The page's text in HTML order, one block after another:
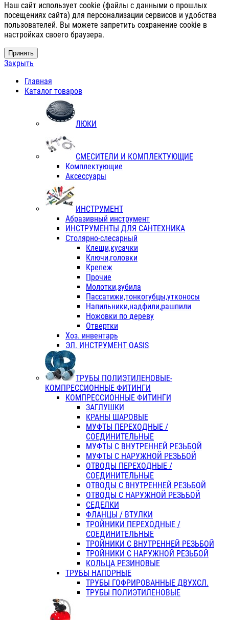
Наш сайт использует cookie (файлы с данными о прошлых
посещениях сайта) для персонализации сервисов и удобства
пользователей. Вы можете запретить сохранение cookie в
настройках своего браузера.
Принять
Закрыть
Главная
Каталог товаров
ЛЮКИ
СМЕСИТЕЛИ И КОМПЛЕКТУЮЩИЕ
Комплектующие
Аксессуары
ИНСТРУМЕНТ
Абразивный инструмент
ИНСТРУМЕНТЫ ДЛЯ САНТЕХНИКА
Столярно-слесарный
Клещи,кусачки
Ключи,головки
Крепеж
Прочие
Молотки,зубила
Пассатижи,тонкогубцы,утконосы
Напильники,надфили,рашпили
Ножовки по дереву
Отвертки
Хоз. инвентарь
ЭЛ. ИНСТРУМЕНТ OASIS
ТРУБЫ ПОЛИЭТИЛЕНОВЫЕ-
КОМПРЕССИОННЫЕ ФИТИНГИ
КОМПРЕССИОННЫЕ ФИТИНГИ
ЗАГЛУШКИ
КРАНЫ ШАРОВЫЕ
МУФТЫ ПЕРЕХОДНЫЕ /
СОЕДИНИТЕЛЬНЫЕ
МУФТЫ С ВНУТРЕННЕЙ РЕЗЬБОЙ
МУФТЫ С НАРУЖНОЙ РЕЗЬБОЙ
ОТВОДЫ ПЕРЕХОДНЫЕ /
СОЕДИНИТЕЛЬНЫЕ
ОТВОДЫ С ВНУТРЕННЕЙ РЕЗЬБОЙ
ОТВОДЫ С НАРУЖНОЙ РЕЗЬБОЙ
СЕДЕЛКИ
ФЛАНЦЫ / ВТУЛКИ
ТРОЙНИКИ ПЕРЕХОДНЫЕ /
СОЕДИНИТЕЛЬНЫЕ
ТРОЙНИКИ С ВНУТРЕННЕЙ РЕЗЬБОЙ
ТРОЙНИКИ С НАРУЖНОЙ РЕЗЬБОЙ
КОЛЬЦА РЕЗИНОВЫЕ
ТРУБЫ НАПОРНЫЕ
ТРУБЫ ГОФРИРОВАННЫЕ ДВУХСЛ.
ТРУБЫ ПОЛИЭТИЛЕНОВЫЕ